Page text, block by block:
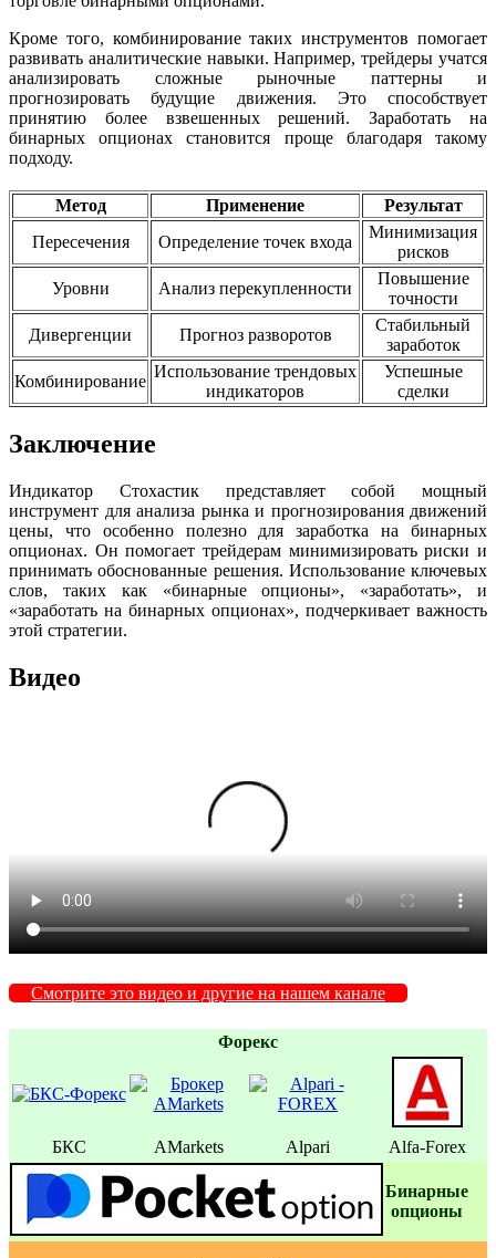
Кроме того, комбинирование таких инструментов помогает
развивать аналитические навыки. Например, трейдеры учатся
анализировать сложные рыночные паттерны и
прогнозировать будущие движения. Это способствует
принятию более взвешенных решений. Заработать на
бинарных опционах становится проще благодаря такому
подходу.
Метод Применение
Результат
Пересечения
Определение точек входа
Минимизация
рисков
Уровни
Анализ перекупленности
Повышение
точности
Дивергенции
Прогноз разворотов
Стабильный
заработок
Комбинирование
Использование трендовых
индикаторов
Успешные
сделки
Заключение
Индикатор Стохастик представляет собой мощный
инструмент для анализа рынка и прогнозирования движений
цены, что особенно полезно для заработка на бинарных
опционах. Он помогает трейдерам минимизировать риски и
принимать обоснованные решения. Использование ключевых
слов, таких как «бинарные опционы», «заработать», и
«заработать на бинарных опционах», подчеркивает важность
этой стратегии.
Видео
Смотрите это видео и другие на нашем канале
Форекс
БКС AMarkets Alpari Alfa-Forex
Бинаpные
oпционы